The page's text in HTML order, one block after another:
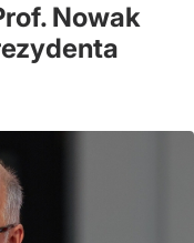
Nowak